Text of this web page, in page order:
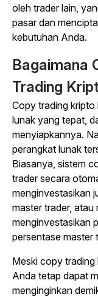
oleh traderlain,
pasar dan
kebutuhan Anda.
Bagaimana
Trading
Copy trading kripto
lunak yang tepat,
menyiapkannya.
perangkat lunak
Biasanya, sistem
trader secara
menginvestasikan
master trader,
menginvestasikan
persentase master
Meski copy trading
Anda tetap dapat
menginginkan